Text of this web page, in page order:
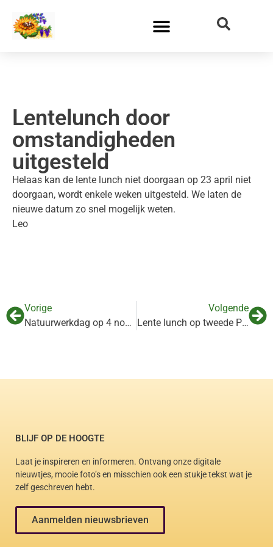
Lentelunch door
omstandigheden
uitgesteld
Helaas kan de lente lunch niet doorgaan op 23 april niet
doorgaan, wordt enkele weken uitgesteld. We laten de
nieuwe datum zo snel mogelijk weten.
Leo
Vorige
Natuurwerkdag op 4 november: geef bomen een tweede kans!
Volgende
Lente lunch op tweede Pinksterdag
BLIJF OP DE HOOGTE
Laat je inspireren en informeren. Ontvang onze digitale
nieuwtjes, mooie foto’s en misschien ook een stukje tekst wat je
zelf geschreven hebt.
Aanmelden nieuwsbrieven